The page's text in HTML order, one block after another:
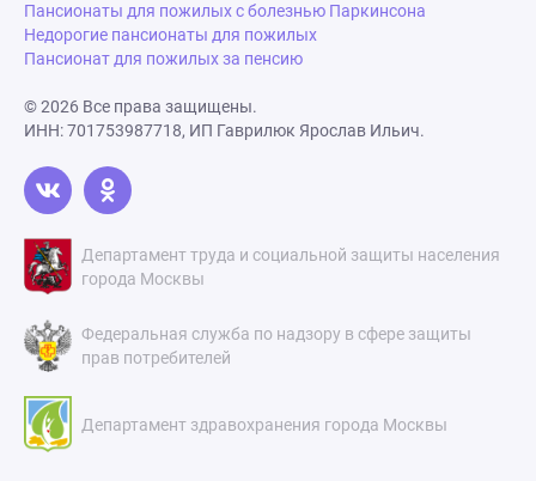
Пансионаты для пожилых с болезнью Паркинсона
Недорогие пансионаты для пожилых
Пансионат для пожилых за пенсию
© 2026 Все права защищены.
ИНН: 701753987718, ИП Гаврилюк Ярослав Ильич.
Департамент труда и социальной защиты населения
города Москвы
Федеральная служба по надзору в сфере защиты
прав потребителей
Департамент здравохранения города Москвы